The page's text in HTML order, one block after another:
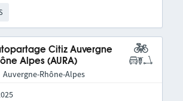
Citiz Auvergne
Alpes (AURA)
Auvergne-Rhône-Alpes